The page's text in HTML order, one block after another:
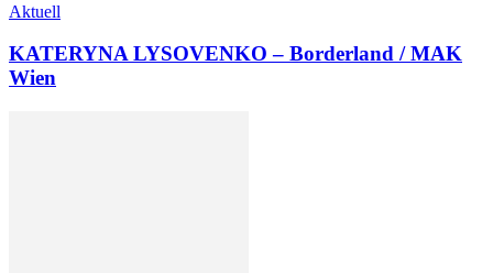
Aktuell
KATERYNA LYSOVENKO – Borderland / MAK
Wien